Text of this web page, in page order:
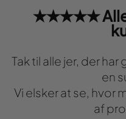
★★★★★
Tak til alle jer, der
en
Vi elsker at se, hvor
af